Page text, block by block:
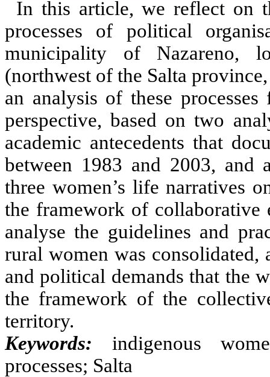
In this article, we reflect on
processes of political
municipality of Nazareno,
(northwest of the Salta
an analysis of these
perspective, based on two
academic antecedents that
between 1983 and 2003, and
three women’s life narratives
the framework of collaborative
analyse the guidelines and
rural women was consolidated,
and political demands that the
the framework of the
territory.
Keywords: indigenous
processes; Salta